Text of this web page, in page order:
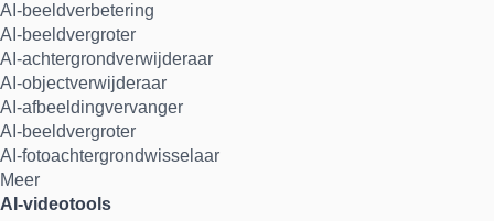
AI-beeldverbetering
AI-beeldvergroter
AI-achtergrondverwijderaar
AI-objectverwijderaar
AI-afbeeldingvervanger
AI-beeldvergroter
AI-fotoachtergrondwisselaar
Meer
AI-videotools